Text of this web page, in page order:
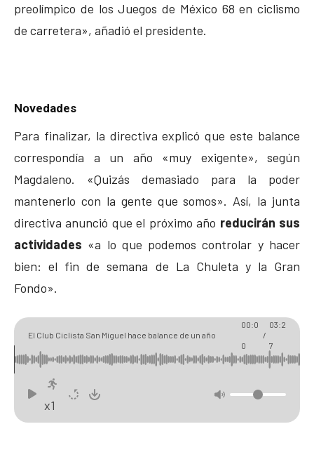
preolímpico de los Juegos de México 68 en ciclismo
de carretera», añadió el presidente.
Novedades
Para finalizar, la directiva explicó que este balance
correspondía a un año «muy exigente», según
Magdaleno. «Quizás demasiado para la poder
mantenerlo con la gente que somos». Así, la junta
directiva anunció que el próximo año reducirán sus
actividades «a lo que podemos controlar y hacer
bien: el fin de semana de La Chuleta y la Gran
Fondo».
El Club Ciclista San Miguel hace balance de un año
«sobresaliente»
00:0
0
/
03:2
7
x1